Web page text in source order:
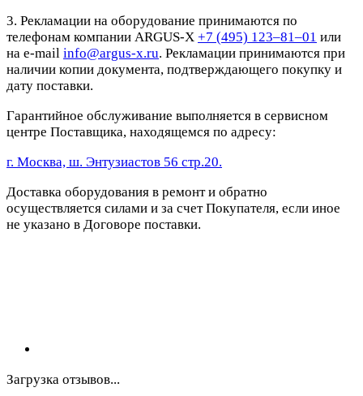
3. Рекламации на оборудование принимаются по
телефонам компании ARGUS-X +7 (495) 123–81–01 или
на e-mail info@argus-x.ru. Рекламации принимаются при
наличии копии документа, подтверждающего покупку и
дату поставки.
Гарантийное обслуживание выполняется в сервисном
центре Поставщика, находящемся по адресу:
г. Москва, ш. Энтузиастов 56 стр.20.
Доставка оборудования в ремонт и обратно
осуществляется силами и за счет Покупателя, если иное
не указано в Договоре поставки.
Загрузка отзывов...